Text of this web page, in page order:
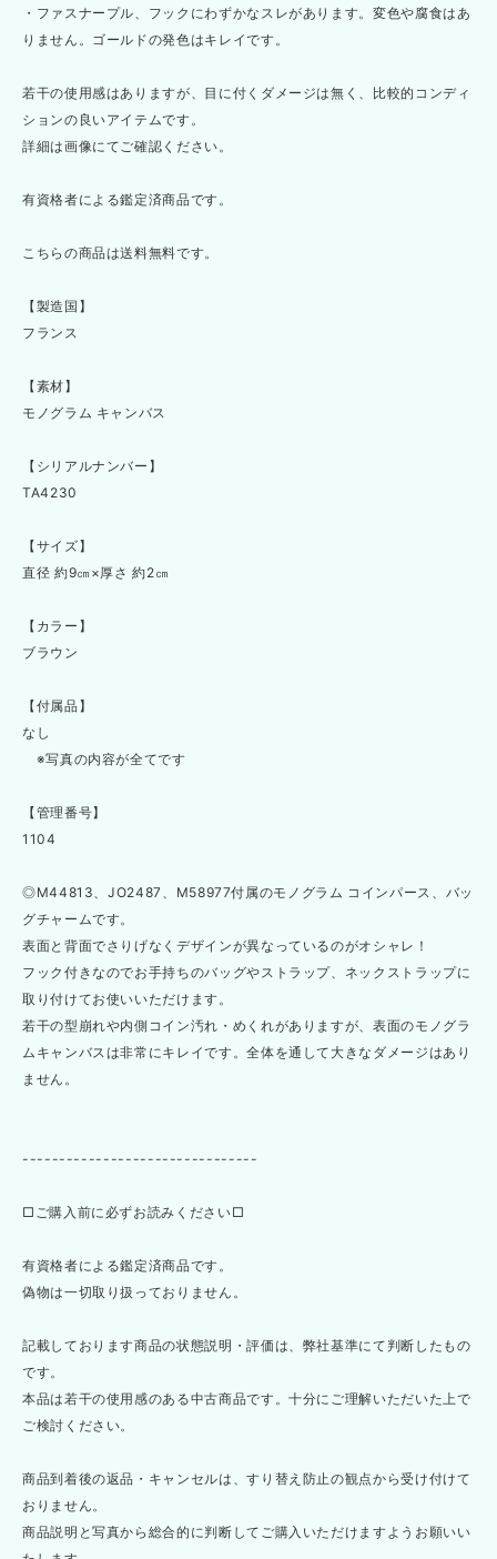
・ファスナープル、フックにわずかなスレがあります。変色や腐食はあ
りません。ゴールドの発色はキレイです。
若干の使用感はありますが、目に付くダメージは無く、比較的コンディ
ションの良いアイテムです。
詳細は画像にてご確認ください。
有資格者による鑑定済商品です。
こちらの商品は送料無料です。
【製造国】
フランス
【素材】
モノグラム キャンバス
【シリアルナンバー】
TA4230
【サイズ】
直径 約9㎝×厚さ 約2㎝
【カラー】
ブラウン
【付属品】
なし
※写真の内容が全てです
【管理番号】
1104
◎M44813、JO2487、M58977付属のモノグラム コインパース、バッ
グチャームです。
表面と背面でさりげなくデザインが異なっているのがオシャレ！
フック付きなのでお手持ちのバッグやストラップ、ネックストラップに
取り付けてお使いいただけます。
若干の型崩れや内側コイン汚れ・めくれがありますが、表面のモノグラ
ムキャンバスは非常にキレイです。全体を通して大きなダメージはあり
ません。
--------------------------------
□ご購入前に必ずお読みください□
有資格者による鑑定済商品です。
偽物は一切取り扱っておりません。
記載しております商品の状態説明・評価は、弊社基準にて判断したもの
です。
本品は若干の使用感のある中古商品です。十分にご理解いただいた上で
ご検討ください。
商品到着後の返品・キャンセルは、すり替え防止の観点から受け付けて
おりません。
商品説明と写真から総合的に判断してご購入いただけますようお願いい